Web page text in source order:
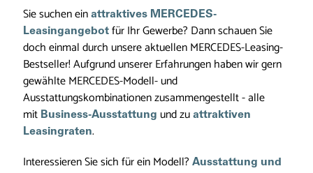
Sie suchen ein attraktives MERCEDES-
Leasingangebot für Ihr Gewerbe? Dann schauen Sie
doch einmal durch unsere aktuellen MERCEDES-Leasing-
Bestseller! Aufgrund unserer Erfahrungen haben wir gern
gewählte MERCEDES-Modell- und
Ausstattungskombinationen zusammengestellt - alle
mit Business-Ausstattung und zu attraktiven
Leasingraten.
Interessieren Sie sich für ein Modell? Ausstattung und